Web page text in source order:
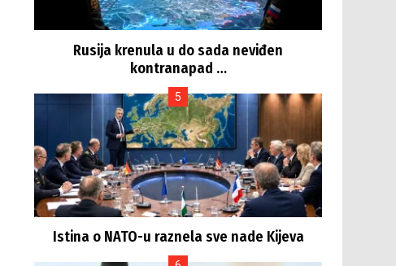
Rusija krenula u do sada neviđen
kontranapad …
Istina o NATO-u raznela sve nade Kijeva